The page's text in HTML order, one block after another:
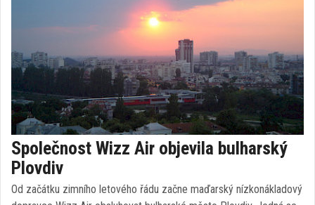
Společnost Wizz Air objevila bulharský
Plovdiv
Od začátku zimního letového řádu začne maďarský nízkonákladový